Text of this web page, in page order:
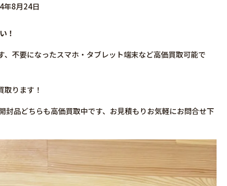
年8月24日
！
不要になったスマホ・タブレット端末など高価買取可能で
ります！
品どちらも高価買取中です、お見積もりお気軽にお問合せ下